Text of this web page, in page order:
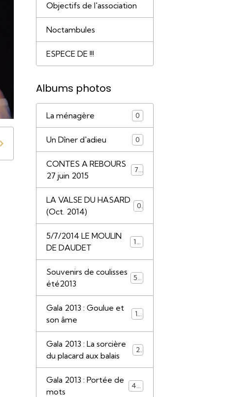
Objectifs de l'association
Noctambules
ESPECE DE !!!
Albums photos
La ménagère 0
Un Dîner d'adieu 0
CONTES A REBOURS
27 juin 2015
79
LA VALSE DU HASARD
(Oct. 2014)
0
5/7/2014 LE MOULIN
DE DAUDET
117
Souvenirs de coulisses
été2013
50
Gala 2013 : Goulue et
son âme
13
Gala 2013 : La sorcière
du placard aux balais
22
Gala 2013 : Portée de
mots
44